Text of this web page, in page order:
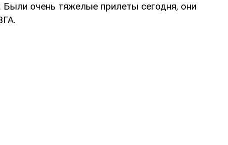
очень тяжелые прилеты сегодня, они